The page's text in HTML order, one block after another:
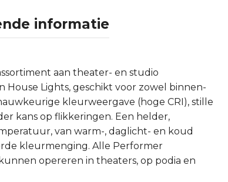
informatie
aan theater- en studio
House Lights, geschikt voor zowel binnen-
kleurweergave (hoge CRI), stille
kans op flikkeringen. Een helder,
van warm-, daglicht- en koud
kleurmenging. Alle Performer
opereren in theaters, op podia en